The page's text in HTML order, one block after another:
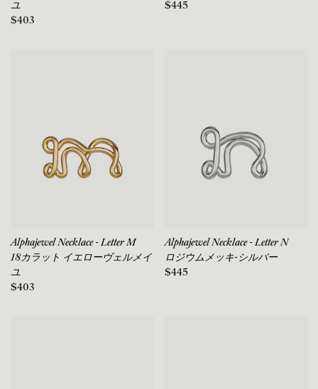
ユ
$403
$445
Alphajewel Necklace - Letter M
18カラット イエローヴェルメイ
ユ
$403
Alphajewel Necklace - Letter N
ロジウムメッキ-シルバー
$445